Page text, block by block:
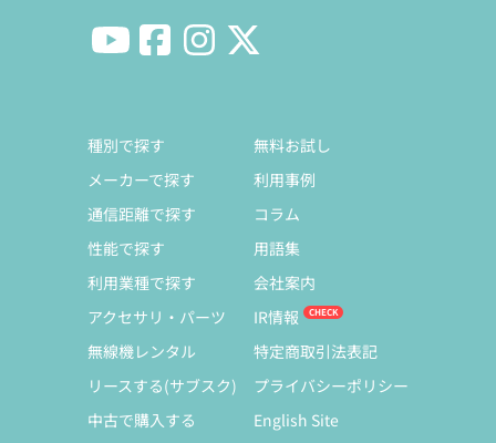
種別で探す
メーカーで探す
通信距離で探す
性能で探す
利用業種で探す
アクセサリ・パーツ
無線機レンタル
リースする(サブスク)
中古で購入する
無料お試し
利用事例
コラム
用語集
会社案内
IR情報
特定商取引法表記
プライバシーポリシー
English Site